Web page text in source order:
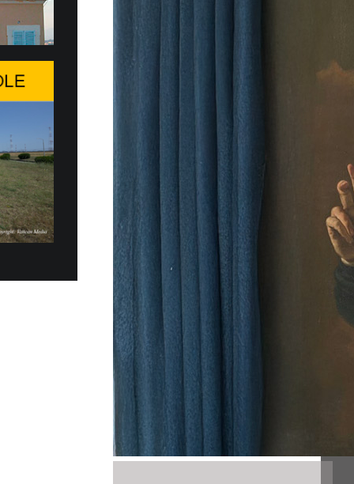
en Ginebra la edición 2026 del WSIS
cita multilateral de las Naciones Unidas
de la información, promovida...
de entrega de 20 Fiat Top…
MÁS SOSTENIBLE
eléctricos Fiat Topolino fueron
en la mañana del martes 30 de
del Estado...